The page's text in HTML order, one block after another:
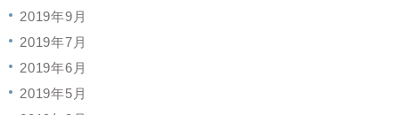
2019年9月
2019年7月
2019年6月
2019年5月